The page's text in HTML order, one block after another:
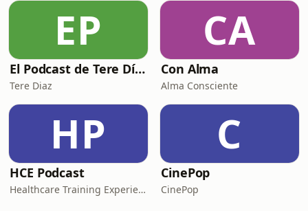
EP
El Podcast de Tere Díaz
Tere Diaz
CA
Con Alma
Alma Consciente
HP
HCE Podcast
Healthcare Training Experience
C
CinePop
CinePop